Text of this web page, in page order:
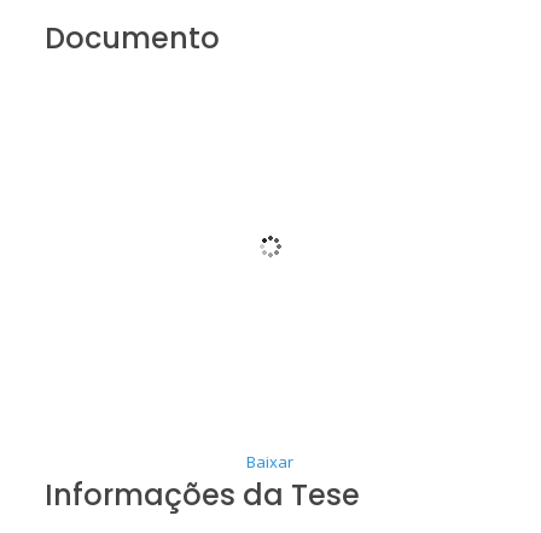
Documento
Baixar
Informações da Tese